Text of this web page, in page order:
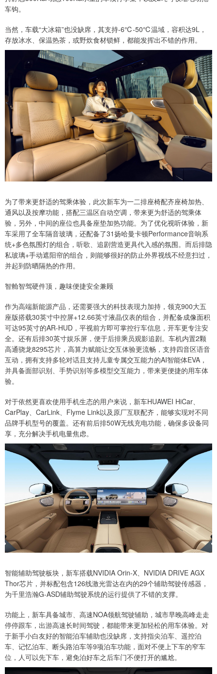
车钩。
当然，车载“大冰箱”也没缺席，其支持-6℃-50℃温域，容积达9L，
存放冰水、保温热茶，或野炊食材锁鲜，都能发挥出不错的作用。
为了带来更舒适的驾乘体验，此次新车为一二排座椅配齐座椅加热、
通风以及按摩功能，搭配三温区自动空调，带来更为舒适的驾乘体
验，另外，中间的座位也具备座垫加热功能。为了优化视听体验，新
车采用了全车隔音玻璃，还配备了31扬哈曼卡顿Performance音响系
统+多色氛围灯的组合，听歌、追剧营造更具代入感的氛围。而后排隐
私玻璃+手动遮阳帘的组合，则能够很好的防止外界视线不经意扫过，
并起到防晒隔热的作用。
智舱智驾硬件顶，趣味便捷安全兼顾
作为高端新能源产品，还需要强大的科技表现力加持，领克900大五
座版搭载30英寸中控屏+12.66英寸液晶仪表的组合，并配备成像面积
可达95英寸的AR-HUD，平视前方即可掌控行车信息，开车更专注安
全。还有后排30英寸娱乐屏，便于后排乘员观影追剧。车机内置2颗
高通骁龙8295芯片，高算力赋能让交互体验更流畅，支持四音区语音
互动，拥有支持多轮对话且支持儿童专属交互能力的AI智能体EVA，
并具备面部识别、手势识别等多模型交互能力，带来更便捷的用车体
验。
对于依然更喜欢使用手机生态的用户来说，新车HUAWEI HiCar、
CarPlay、CarLink、Flyme Link以及原厂互联配齐，能够实现对不同
品牌手机型号的覆盖。还有前后排50W无线充电功能，确保多设备同
享，充分解决手机电量焦虑。
智能辅助驾驶板块，新车搭载NVIDIA Orin-X、NVIDIA DRIVE AGX
Thor芯片，并标配包含126线激光雷达在内的29个辅助驾驶传感器，
为千里浩瀚G-ASD辅助驾驶系统的运行提供了不错的支撑。
功能上，新车具备城市、高速NOA领航驾驶辅助，城市早晚高峰走走
停停跟车，出游高速长时间驾驶，都能带来更加轻松的用车体验。对
于新手小白友好的智能泊车辅助也没缺席，支持指尖泊车、遥控泊
车、记忆泊车、断头路泊车等9项泊车功能，面对不便上下车的窄车
位，人可以先下车，避免泊好车之后车门不便打开的尴尬。